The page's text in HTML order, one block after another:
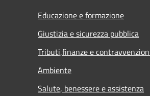
Educazione e formazione
Giustizia e sicurezza pubblica
Tributi,finanze e
Ambiente
Salute, benessere e assistenza